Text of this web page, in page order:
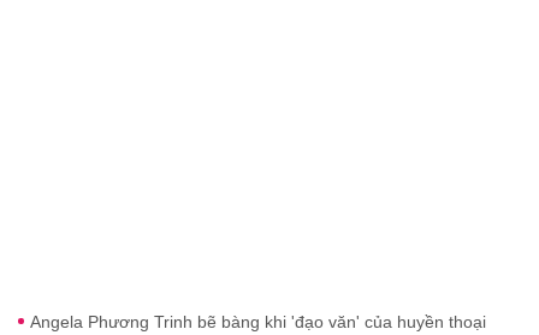
Angela Phương Trinh bẽ bàng khi 'đạo văn' của huyền thoại